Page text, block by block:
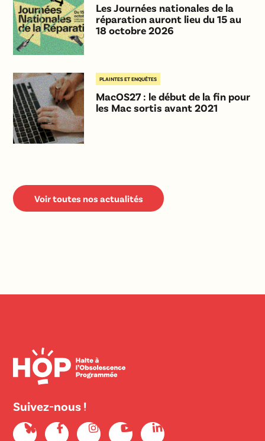
Les Journées nationales de la
réparation auront lieu du 15 au
18 octobre 2026
PLAINTES ET ENQUÊTES
MacOS27 : le début de la fin pour
les Mac sortis avant 2021
Voir toutes nos actualités
Suivez-nous !